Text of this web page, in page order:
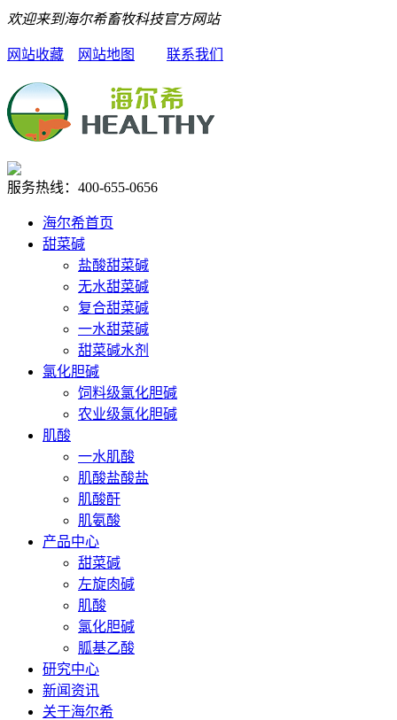
欢迎来到海尔希畜牧科技官方网站
网站收藏 网站地图 联系我们
服务热线： 400-655-0656
海尔希首页
甜菜碱
盐酸甜菜碱
无水甜菜碱
复合甜菜碱
一水甜菜碱
甜菜碱水剂
氯化胆碱
饲料级氯化胆碱
农业级氯化胆碱
肌酸
一水肌酸
肌酸盐酸盐
肌酸酐
肌氨酸
产品中心
甜菜碱
左旋肉碱
肌酸
氯化胆碱
胍基乙酸
研究中心
新闻资讯
关于海尔希